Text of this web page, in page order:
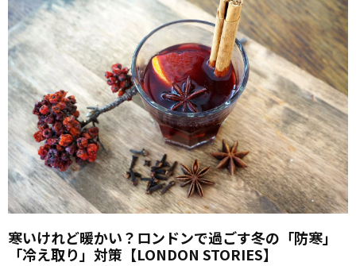
寒いけれど暖かい？ロンドンで過ごす冬の「防寒」
「冷え取り」対策【LONDON STORIES】